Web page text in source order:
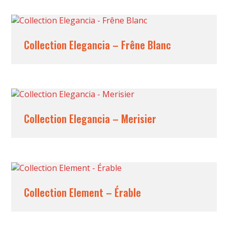
Collection Elegancia – Frêne Blanc
Collection Elegancia – Merisier
Collection Element – Érable